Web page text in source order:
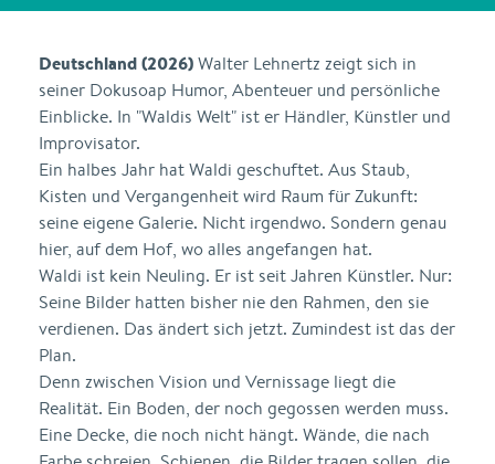
Deutschland (2026)Walter Lehnertz zeigt sich in
seiner Dokusoap Humor, Abenteuer und persönliche
Einblicke. In "Waldis Welt" ist er Händler, Künstler und
Improvisator.
Ein halbes Jahr hat Waldi geschuftet. Aus Staub,
Kisten und Vergangenheit wird Raum für Zukunft:
seine eigene Galerie. Nicht irgendwo. Sondern genau
hier, auf dem Hof, wo alles angefangen hat.
Waldi ist kein Neuling. Er ist seit Jahren Künstler. Nur:
Seine Bilder hatten bisher nie den Rahmen, den sie
verdienen. Das ändert sich jetzt. Zumindest ist das der
Plan.
Denn zwischen Vision und Vernissage liegt die
Realität. Ein Boden, der noch gegossen werden muss.
Eine Decke, die noch nicht hängt. Wände, die nach